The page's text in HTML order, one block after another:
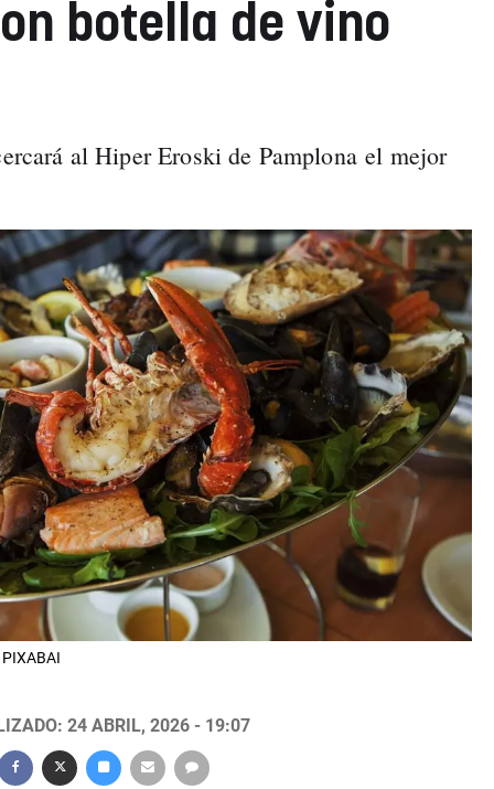
botella de vino
al Hiper Eroski de Pamplona el mejor
24 ABRIL, 2026 - 19:07